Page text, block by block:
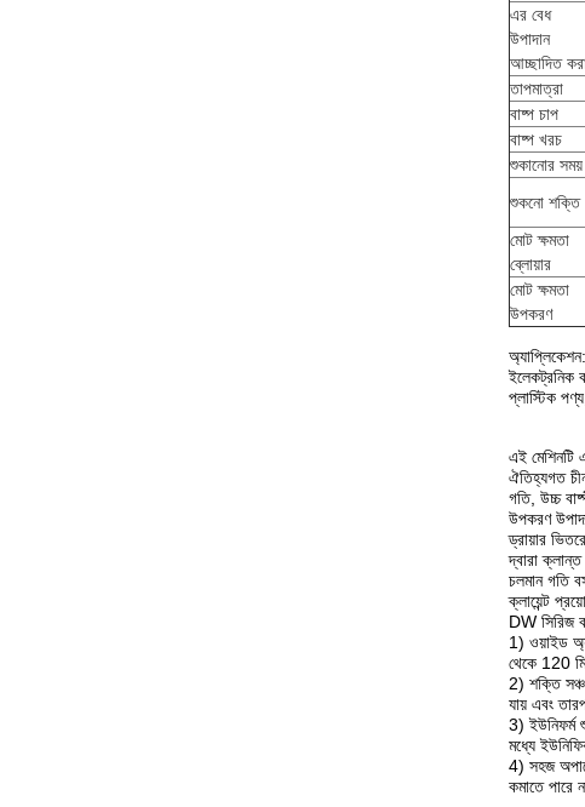
এর বেধ
উপাদান
আচ্ছাদিত
তাপমাত্রা
বাষ্প চাপ
বাষ্প খরচ
শুকানোর সময়
শুকনো শক্তি
মোট ক্ষমতা
ব্লোয়ার
মোট ক্ষমতা
উপকরণ
অ্যাপ্লিকেশন:
ইলেকট্রনিক
প্লাস্টিক
এই মেশিনটি
ঐতিহ্যগত
গতি, উচ্চ
উপকরণ
ড্রায়ার
দ্বারা
চলমান গতি
ক্লায়েন্ট
DW সিরিজ
1) ওয়াইড
থেকে 120
2) শক্তি
যায় এবং
3) ইউনিফর্ম
মধ্যে
4) সহজ
কমাতে পারে